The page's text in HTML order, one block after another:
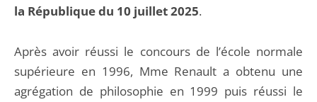
la République du 10 juillet 2025.
Après avoir réussi le concours de l’école normale
supérieure en 1996, Mme Renault a obtenu une
agrégation de philosophie en 1999 puis réussi le